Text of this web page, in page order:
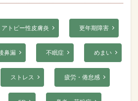
アトピー性皮膚炎 更年期障害
鼻漏 不眠症 めまい
ストレス 疲労・倦怠感